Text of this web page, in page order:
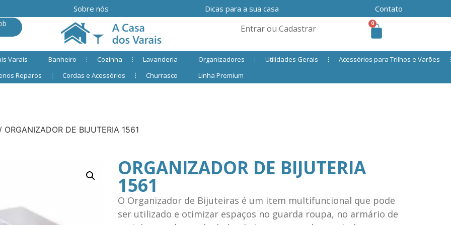
Sobre nós Dicas para a sua casa Contato
Entrar ou Cadastrar 0
Varais Banheiro Cozinha Lavanderia Organizadores Utilidades Gerais
Acessórios para Trilhos e Varões
Reparos
Cordas e Acessórios Churrasco Linha Premium
/ ORGANIZADOR DE BIJUTERIA 1561
ORGANIZADOR DE BIJUTERIA
1561
O Organizador de Bijuteiras é um item multifuncional que pode
ser utilizado e otimizar espaços no guarda roupa, no armário de